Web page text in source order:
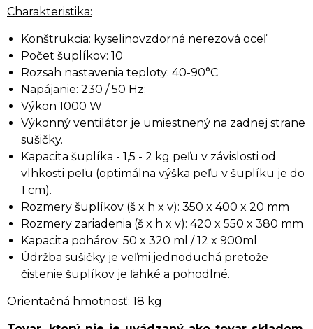
Charakteristika:
Konštrukcia: kyselinovzdorná nerezová oceľ
Počet šuplíkov: 10
Rozsah nastavenia teploty: 40-90°C
Napájanie: 230 / 50 Hz;
Výkon 1000 W
Výkonný ventilátor je umiestnený na zadnej strane
sušičky.
Kapacita šuplíka - 1,5 - 2 kg peľu v závislosti od
vlhkosti peľu (optimálna výška peľu v šuplíku je do
1 cm).
Rozmery šuplíkov (š x h x v): 350 x 400 x 20 mm
Rozmery zariadenia (š x h x v): 420 x 550 x 380 mm
Kapacita pohárov: 50 x 320 ml / 12 x 900ml
Údržba sušičky je veľmi jednoduchá pretože
čistenie šuplíkov je ľahké a pohodlné.
Orientačná hmotnosť: 18 kg